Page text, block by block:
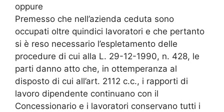
oppure
Premesso che nell’azienda ceduta sono
occupati oltre quindici lavoratori e che pertanto
si è reso necessario l’espletamento delle
procedure di cui alla L. 29-12-1990, n. 428, le
parti danno atto che, in ottemperanza al
disposto di cui all’art. 2112 c.c., i rapporti di
lavoro dipendente continuano con il
Concessionario e i lavoratori conservano tutti i